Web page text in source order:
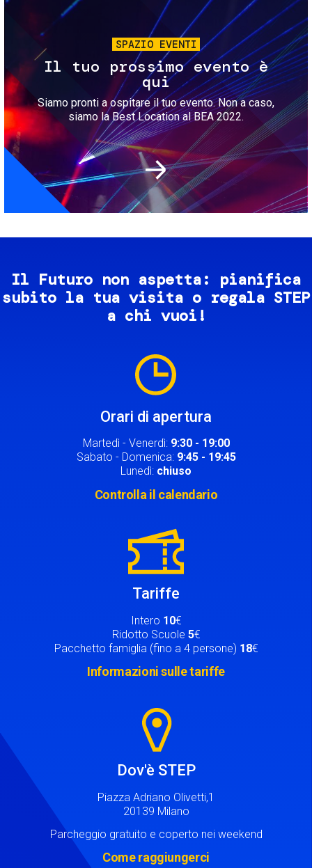
SPAZIO EVENTI
Il tuo prossimo evento è
qui
Siamo pronti a ospitare il tuo evento. Non a caso,
siamo la Best Location al BEA 2022.
Il Futuro non aspetta: pianifica
subito la tua visita o regala STEP
a chi vuoi!
Orari di apertura
Martedì - Venerdì: 9:30 - 19:00
Sabato - Domenica: 9:45 - 19:45
Lunedì: chiuso
Controlla il calendario
Tariffe
Intero 10€
Ridotto Scuole 5€
Pacchetto famiglia (fino a 4 persone) 18€
Informazioni sulle tariffe
Dov'è STEP
Piazza Adriano Olivetti,1
20139 Milano
Parcheggio gratuito e coperto nei weekend
Come raggiungerci